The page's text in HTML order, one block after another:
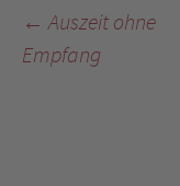
← Auszeit ohne
Empfang